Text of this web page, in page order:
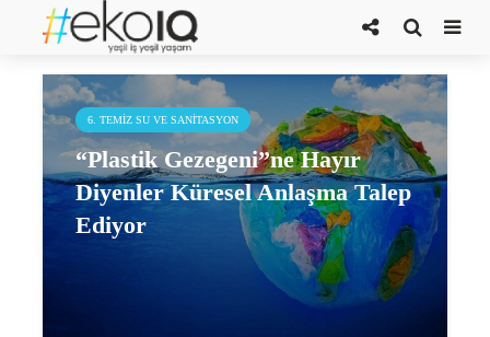
Earth Day Network
6. TEMIZ SU VE SANITASYON
“Plastik Gezegeni”ne Hayır
Diyenler Küresel Anlaşma Talep
Ediyor